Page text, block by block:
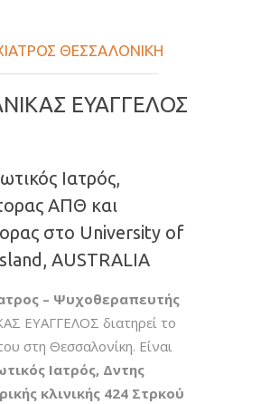
ΘΕΣΣΑΛΟΝΙΚΗ
ΕΥΑΓΓΕΛΟΣ
Ιατρός,
ΑΠΘ και
στο University of
AUSTRALIA
– Ψυχοθεραπευτής
ΕΥΑΓΓΕΛΟΣ διατηρεί το
στη Θεσσαλονίκη. Είναι
Ιατρός, Δντης
κλινικής 424 Στρκού